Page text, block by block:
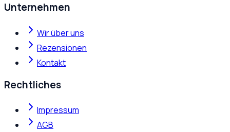
Unternehmen
Wir über uns
Rezensionen
Kontakt
Rechtliches
Impressum
AGB